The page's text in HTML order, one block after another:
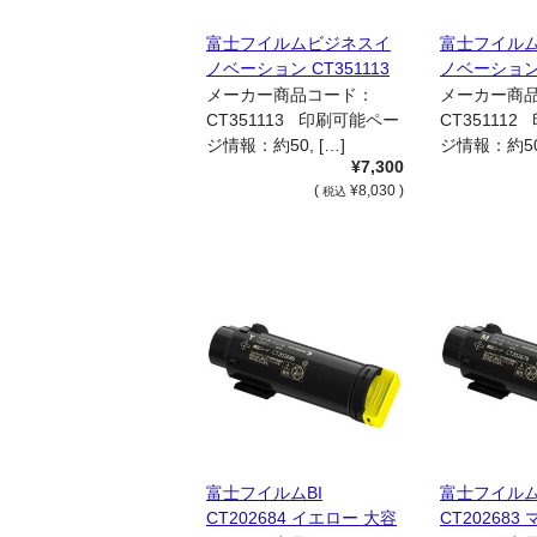
富士フイルムビジネスイ
ノベーション CT351113
イエロー ドラムカートリ
ッジ 国内純正品
メーカー商品コード：
CT351113 印刷可能ペー
ジ情報：約50, […]
¥7,300
( 税込 ¥8,030 )
富士フイル
ノベーショ
マゼンタ ド
ッジ 国内純
メーカー商
CT351112
ジ情報：約
富士フイルムBI
CT202684 イエロー 大容
富士フイル
CT202683